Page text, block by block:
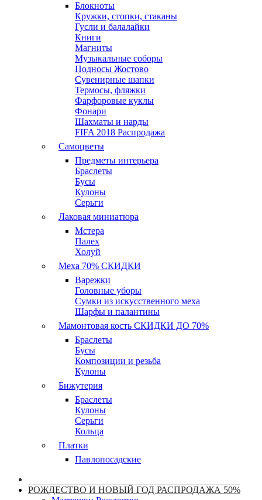
Блокноты
Кружки, стопки, стаканы
Гусли и балалайки
Книги
Магниты
Музыкальные соборы
Подносы Жостово
Сувенирные шапки
Термосы, фляжки
Фарфоровые куклы
Фонари
Шахматы и нарды
FIFA 2018 Распродажа
Самоцветы
Предметы интерьера
Браслеты
Бусы
Кулоны
Серьги
Лаковая миниатюра
Мстера
Палех
Холуй
Меха 70% СКИДКИ
Варежки
Головные уборы
Сумки из искусственного меха
Шарфы и палантины
Мамонтовая кость СКИДКИ ДО 70%
Браслеты
Бусы
Композиции и резьба
Кулоны
Бижутерия
Браслеты
Кулоны
Серьги
Кольца
Платки
Павлопосадские
РОЖДЕСТВО И НОВЫЙ ГОД РАСПРОДАЖА 50%